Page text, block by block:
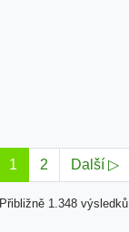
1 2 Další ▷
Přibližně 1.348 výsledků